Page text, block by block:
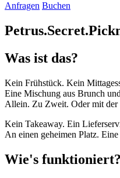
Anfragen Buchen
Was ist das?
Kein Frühstück. Kein
Eine Mischung aus Brunch
Allein. Zu Zweit. Oder mit der
Kein Takeaway. Ein
An einen geheimen Platz.
Wie's funktioniert?